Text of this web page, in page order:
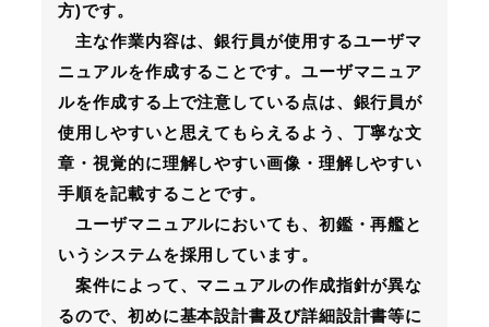
方)です。
主な作業内容は、銀行員が使用するユーザマ
ニュアルを作成することです。ユーザマニュア
ルを作成する上で注意している点は、銀行員が
使用しやすいと思えてもらえるよう、丁寧な文
章・視覚的に理解しやすい画像・理解しやすい
手順を記載することです。
ユーザマニュアルにおいても、初鑑・再艦と
いうシステムを採用しています。
案件によって、マニュアルの作成指針が異な
るので、初めに基本設計書及び詳細設計書等に